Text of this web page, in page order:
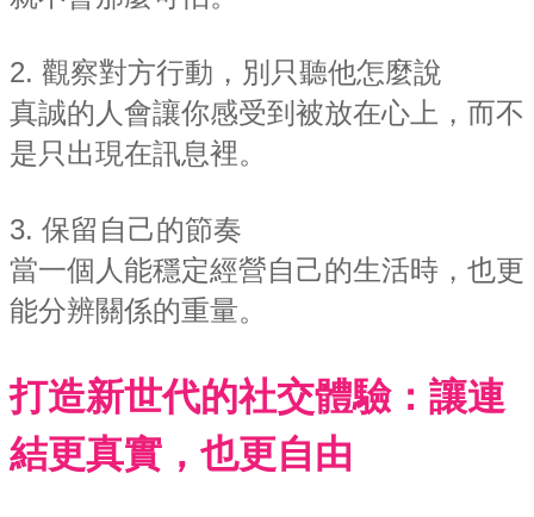
2. 觀察對方行動，別只聽他怎麼說
真誠的人會讓你感受到被放在心上，而不
是只出現在訊息裡。
3. 保留自己的節奏
當一個人能穩定經營自己的生活時，也更
能分辨關係的重量。
打造新世代的社交體驗：讓連
結更真實，也更自由